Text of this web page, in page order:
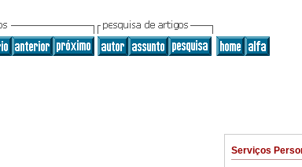
Serviços